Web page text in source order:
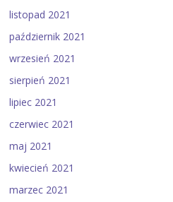
listopad 2021
październik 2021
wrzesień 2021
sierpień 2021
lipiec 2021
czerwiec 2021
maj 2021
kwiecień 2021
marzec 2021